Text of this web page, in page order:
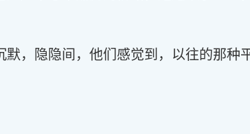
默，隐隐间，他们感觉到，以往的那种